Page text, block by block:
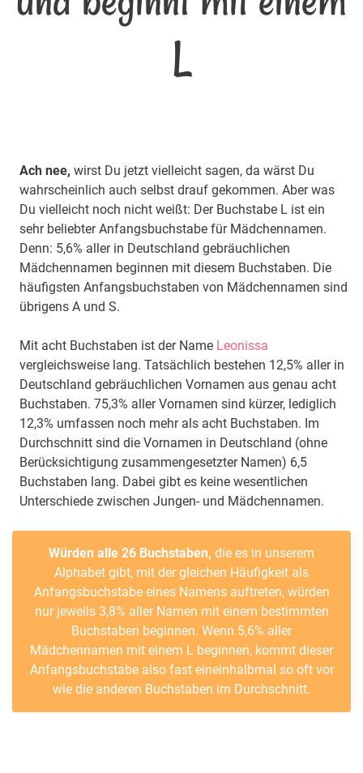
L
Ach nee, wirst Du jetzt vielleicht sagen, da wärst Du
wahrscheinlich auch selbst drauf gekommen. Aber was
Du vielleicht noch nicht weißt: Der Buchstabe L ist ein
sehr beliebter Anfangsbuchstabe für Mädchennamen.
Denn: 5,6% aller in Deutschland gebräuchlichen
Mädchennamen beginnen mit diesem Buchstaben. Die
häufigsten Anfangsbuchstaben von Mädchennamen sind
übrigens A und S.
Mit acht Buchstaben ist der Name Leonissa
vergleichsweise lang. Tatsächlich bestehen 12,5% aller in
Deutschland gebräuchlichen Vornamen aus genau acht
Buchstaben. 75,3% aller Vornamen sind kürzer, lediglich
12,3% umfassen noch mehr als acht Buchstaben. Im
Durchschnitt sind die Vornamen in Deutschland (ohne
Berücksichtigung zusammengesetzter Namen) 6,5
Buchstaben lang. Dabei gibt es keine wesentlichen
Unterschiede zwischen Jungen- und Mädchennamen.
Würden alle 26 Buchstaben, die es in unserem
Alphabet gibt, mit der gleichen Häufigkeit als
Anfangsbuchstabe eines Namens auftreten, würden
nur jeweils 3,8% aller Namen mit einem bestimmten
Buchstaben beginnen. Wenn 5,6% aller
Mädchennamen mit einem L beginnen, kommt dieser
Anfangsbuchstabe also fast eineinhalbmal so oft vor
wie die anderen Buchstaben im Durchschnitt.